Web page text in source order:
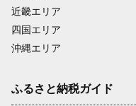
近畿エリア
四国エリア
沖縄エリア
ふるさと納税ガイド